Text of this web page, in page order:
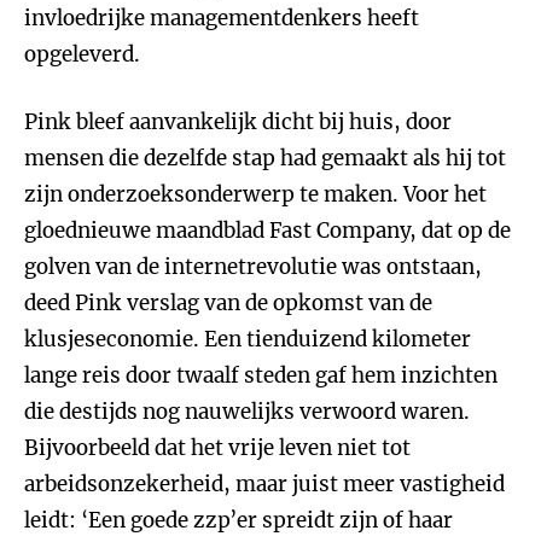
invloedrijke managementdenkers heeft
opgeleverd.
Pink bleef aanvankelijk dicht bij huis, door
mensen die dezelfde stap had gemaakt als hij tot
zijn onderzoeksonderwerp te maken. Voor het
gloednieuwe maandblad Fast Company, dat op de
golven van de internetrevolutie was ontstaan,
deed Pink verslag van de opkomst van de
klusjeseconomie. Een tienduizend kilometer
lange reis door twaalf steden gaf hem inzichten
die destijds nog nauwelijks verwoord waren.
Bijvoorbeeld dat het vrije leven niet tot
arbeidsonzekerheid, maar juist meer vastigheid
leidt: ‘Een goede zzp’er spreidt zijn of haar